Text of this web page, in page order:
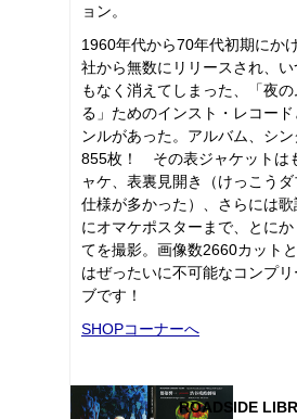
ョン。
1960年代から70年代初期にか
社から無数にリリースされ、
もなく消えてしまった、「夜
る」ためのインスト・レコー
ンルがあった。アルバム、シ
855枚！ その表ジャケットは
ャケ、表裏見開き（けっこう
仕様が多かった）、さらには
にオマケポスターまで、とに
てを撮影。画像数2660カット
はぜったいに不可能なコンプ
ブです！
SHOPコーナーへ
ROADSIDE